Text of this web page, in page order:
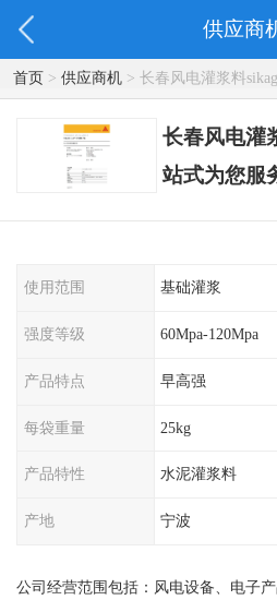
供应商
首页> 供应商机> 长春风电灌浆料
长春风电灌
站式为您服
使用范围 基础灌浆
强度等级 60Mpa-120Mpa
产品特点 早高强
每袋重量 25kg
产品特性 水泥灌浆料
产地 宁波
公司经营范围包括：风电设备、电子